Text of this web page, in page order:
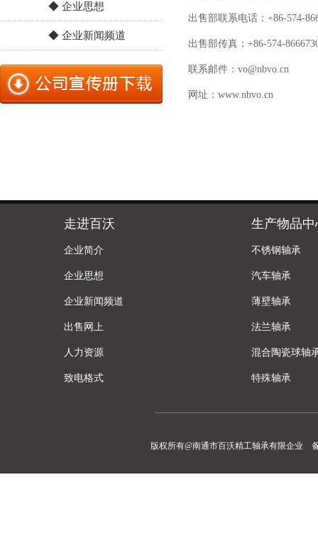
◆ 企业思想
◆ 企业新闻频道
出售部联系电话：+86-574-
出售部传真：+86-574-
联系邮件： vo@nbvo.cn
网址： www.nbvo.cn
走进百沃
企业简介
企业思想
企业新闻频道
出售网上
人力资源
致电格式
生产物品中
不锈钢轴承
汽车轴承
薄壁轴承
法兰轴承
混合陶瓷球轴
特殊轴承
版权所有@南通市百沃精工轴承有限企业